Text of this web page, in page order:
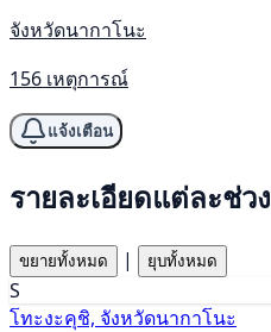
จังหวัดนากาโนะ
156 เหตุการณ์
แจ้งเตือน
รายละเอียดแต่ละช่วง
ขยายทั้งหมด | ยุบทั้งหมด
S
โทะงะคุชิ, จังหวัดนากาโนะ